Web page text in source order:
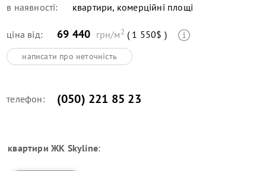
в наявності: квартири, комерційні площі
ціна від: 69 440 грн/м2 ( 1 550$ )
написати про неточність
телефон: (050) 221 85 23
квартири ЖК Skyline: